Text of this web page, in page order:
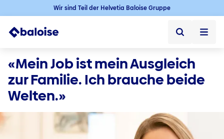
Wir sind Teil der Helvetia Baloise Gruppe
Startseite
Startseite ➞
Jobs
Jobs ➞
Karriere in der Schweiz
«Mein Job ist mein Ausgleich
zur Familie. Ich brauche beide
Welten.»